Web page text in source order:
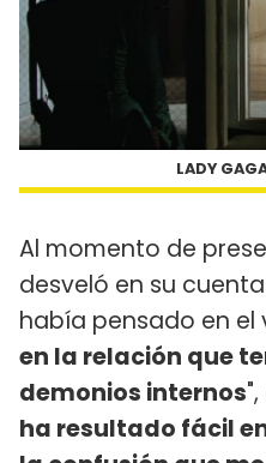
LADY
Al momento de
desveló en su
había pensado en el
en la relación que
demonios internos
ha resultado fácil